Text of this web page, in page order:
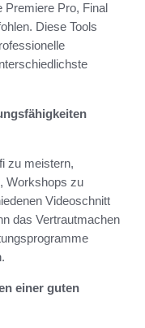
Premiere Pro, Final
Diese Tools
zu meistern,
Workshops zu
Videoschnitt
das Vertrautmachen
einer guten